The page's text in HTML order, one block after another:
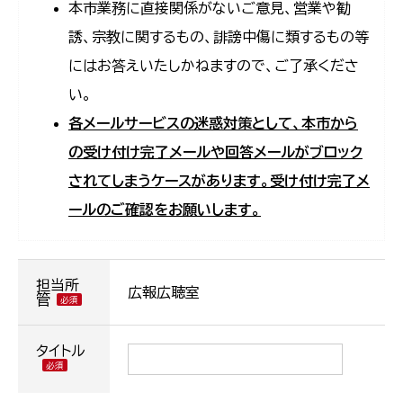
本市業務に直接関係がないご意見、営業や勧
誘、宗教に関するもの、誹謗中傷に類するもの等
にはお答えいたしかねますので、ご了承くださ
い。
各メールサービスの迷惑対策として、本市から
の受け付け完了メールや回答メールがブロック
されてしまうケースがあります。受け付け完了メ
ールのご確認をお願いします。
担当所
管
広報広聴室
タイトル